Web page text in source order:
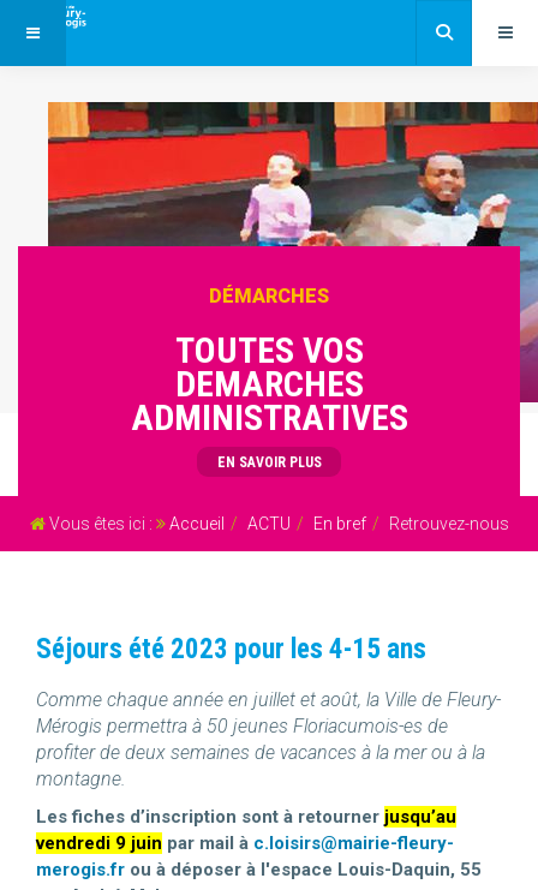
DÉMARCHES
TOUTES VOS
DEMARCHES
ADMINISTRATIVES
EN SAVOIR PLUS
Vous êtes ici : Accueil ACTU En bref Retrouvez-nous
Séjours été 2023 pour les 4-15 ans
Comme chaque année en juillet et août, la Ville de Fleury-
Mérogis permettra à 50 jeunes Floriacumois-es de
profiter de deux semaines de vacances à la mer ou à la
montagne.
Les fiches d’inscription sont à retourner jusqu’au
vendredi 9 juin par mail à c.loisirs@mairie-fleury-
merogis.fr ou à déposer à l'espace Louis-Daquin, 55